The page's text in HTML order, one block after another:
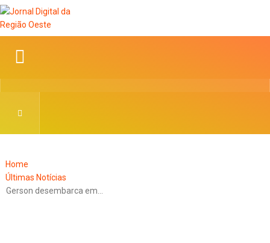
Home
Últimas Notícias
Gerson desembarca em…